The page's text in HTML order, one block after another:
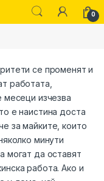
0
се променят и
работата,
месеци изчезва
е наистина доста
за майките, които
минути
могат да оставят
работа.Ако и